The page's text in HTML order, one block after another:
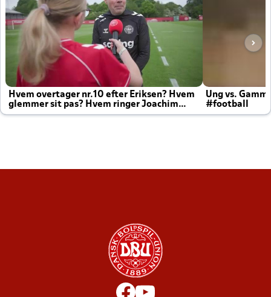
Hvem overtager nr.10 efter Eriksen? Hvem
glemmer sit pas? Hvem ringer Joachim
altid til efter kampe?
Ung vs.
#football